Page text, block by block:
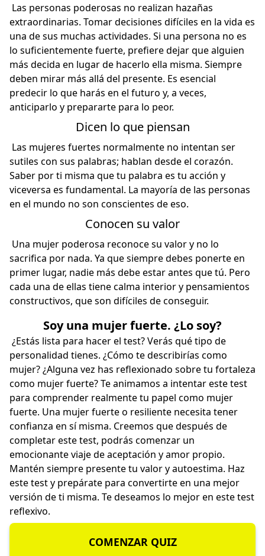
Las personas poderosas no realizan hazañas
extraordinarias. Tomar decisiones difíciles en la vida es
una de sus muchas actividades. Si una persona no es
lo suficientemente fuerte, prefiere dejar que alguien
más decida en lugar de hacerlo ella misma. Siempre
deben mirar más allá del presente. Es esencial
predecir lo que harás en el futuro y, a veces,
anticiparlo y prepararte para lo peor.
Dicen lo que piensan
Las mujeres fuertes normalmente no intentan ser
sutiles con sus palabras; hablan desde el corazón.
Saber por ti misma que tu palabra es tu acción y
viceversa es fundamental. La mayoría de las personas
en el mundo no son conscientes de eso.
Conocen su valor
Una mujer poderosa reconoce su valor y no lo
sacrifica por nada. Ya que siempre debes ponerte en
primer lugar, nadie más debe estar antes que tú. Pero
cada una de ellas tiene calma interior y pensamientos
constructivos, que son difíciles de conseguir.
Soy una mujer fuerte. ¿Lo soy?
¿Estás lista para hacer el test? Verás qué tipo de
personalidad tienes. ¿Cómo te describirías como
mujer? ¿Alguna vez has reflexionado sobre tu fortaleza
como mujer fuerte? Te animamos a intentar este test
para comprender realmente tu papel como mujer
fuerte. Una mujer fuerte o resiliente necesita tener
confianza en sí misma. Creemos que después de
completar este test, podrás comenzar un
emocionante viaje de aceptación y amor propio.
Mantén siempre presente tu valor y autoestima. Haz
este test y prepárate para convertirte en una mejor
versión de ti misma. Te deseamos lo mejor en este test
reflexivo.
COMENZAR QUIZ